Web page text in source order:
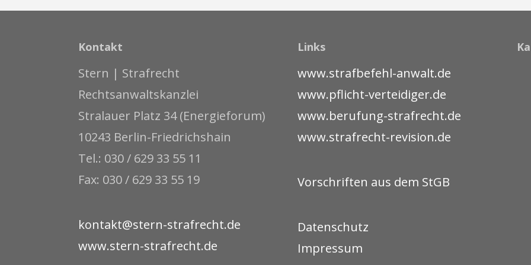
Kontakt
Stern | Strafrecht
Rechtsanwaltskanzlei
Stralauer Platz 34 (Energieforum)
10243 Berlin-Friedrichshain
Tel.: 030 / 629 33 55 11
Fax: 030 / 629 33 55 19
kontakt@stern-strafrecht.de
www.stern-strafrecht.de
Links
www.strafbefehl-anwalt.de
www.pflicht-verteidiger.de
www.berufung-strafrecht.de
www.strafrecht-revision.de
Vorschriften aus dem StGB
Datenschutz
Impressum